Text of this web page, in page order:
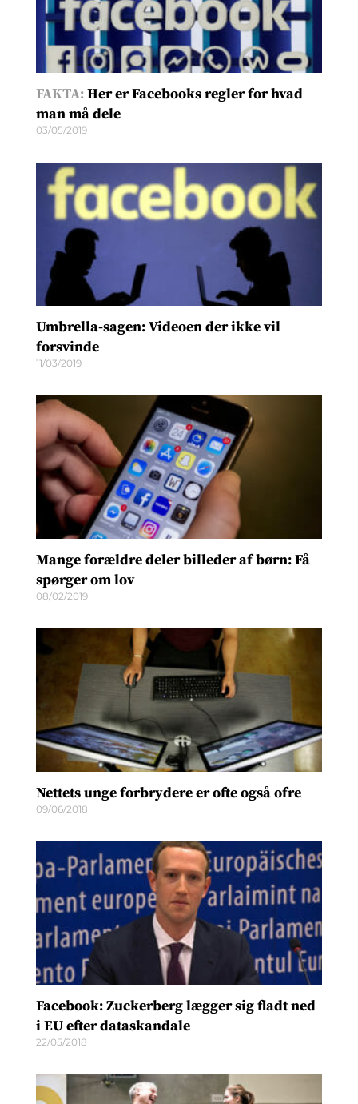
FAKTA:Her er Facebooks regler for hvad
man må dele
03/05/2019
Umbrella-sagen: Videoen der ikke vil
forsvinde
11/03/2019
Mange forældre deler billeder af børn: Få
spørger om lov
08/02/2019
Nettets unge forbrydere er ofte også ofre
09/06/2018
Facebook: Zuckerberg lægger sig fladt ned
i EU efter dataskandale
22/05/2018